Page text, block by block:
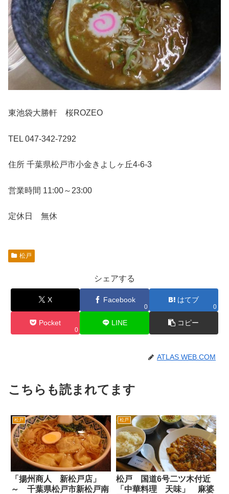
東池袋大勝軒 桜ROZEO
TEL 047-342-7292
住所 千葉県松戸市小金きよしヶ丘4-6-3
営業時間 11:00～23:00
定休日 無休
松戸
シェアする
X Facebook
0
はてブ
0
Pocket
0
LINE コピー
ATLAS WEB.COM
こちらも読まれてます
松戸
「揚州商人 新松戸店」
～ 千葉県松戸市新松戸南
松戸
松戸 国道6号二ツ木付近
「中華料理 天味」 麻婆